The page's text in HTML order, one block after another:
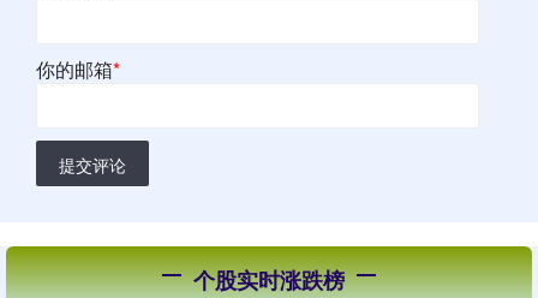
你的邮箱*
提交评论
个股实时涨跌榜